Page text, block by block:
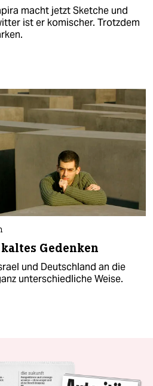
macht jetzt Sketche und
ist er komischer. Trotzdem
Gedenken
und Deutschland an die
unterschiedliche Weise.